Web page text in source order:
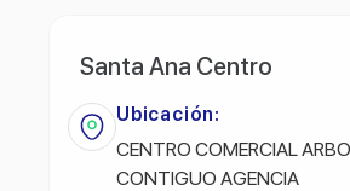
Santa Ana Centro
Ubicación:
CENTRO COMERCIAL
CONTIGUO AGENCIA